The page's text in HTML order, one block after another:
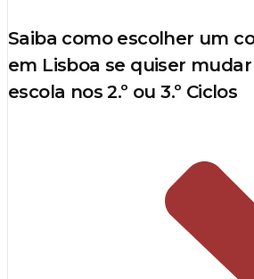
Saiba como escolher um
em Lisboa se quiser
escola nos 2.º ou 3.º Ciclos